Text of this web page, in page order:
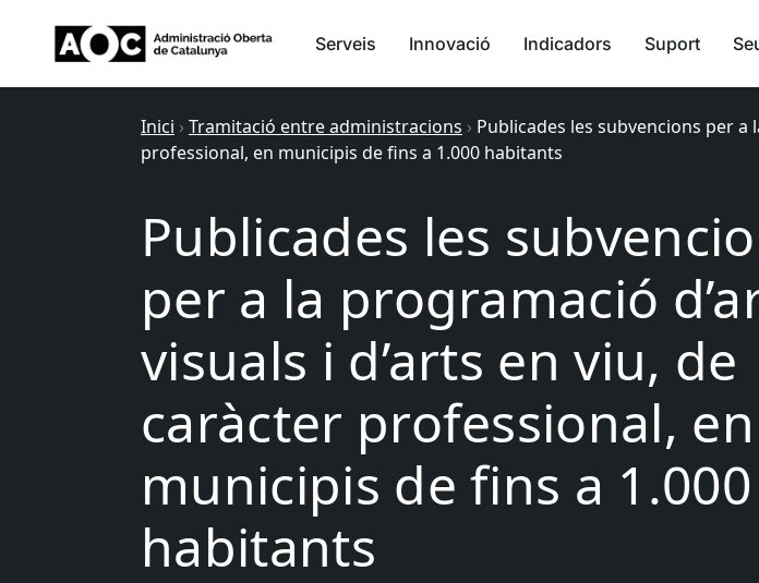
Serveis Innovació Indicadors Suport
Inici › Tramitació entre administracions › Publicades les subvencions per a
professional, en municipis de fins a 1.000 habitants
Publicades les
per a la programació
visuals i d’arts en viu, de
caràcter professional, en
municipis de fins a 1.000
habitants